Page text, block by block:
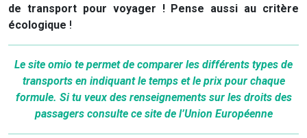
de transport pour voyager ! Pense aussi au critère
écologique !
Le site omio te permet de comparer les différents types de
transports en indiquant le temps et le prix pour chaque
formule. Si tu veux des renseignements sur les droits des
passagers consulte ce sitede l’Union Européenne